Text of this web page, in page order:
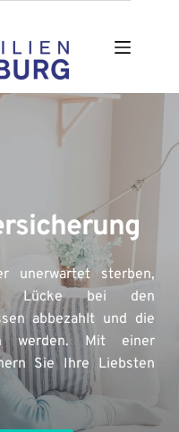
unerwartet sterben,
Lücke bei den
abbezahlt und die
werden. Mit einer
Sie Ihre Liebsten